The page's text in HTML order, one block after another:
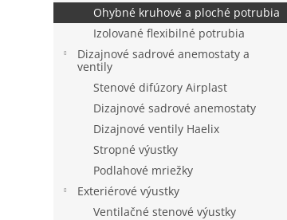
Ohybné kruhové a ploché potrubia
Izolované flexibilné potrubia
Dizajnové sadrové anemostaty a
ventily
Stenové difúzory Airplast
Dizajnové sadrové anemostaty
Dizajnové ventily Haelix
Stropné výustky
Podlahové mriežky
Exteriérové výustky
Ventilačné stenové výustky